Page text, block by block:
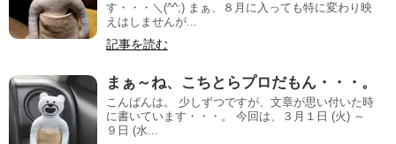
す・・・＼(^^;) まぁ、８月に入っても特に変わり映
えはしませんが...
記事を読む
まぁ～ね、こちとらプロだもん・・・。
こんばんは。 少しずつですが、文章が思い付いた時
に書いています・・・。 今回は、３月１日 (火) ～
９日 (水...